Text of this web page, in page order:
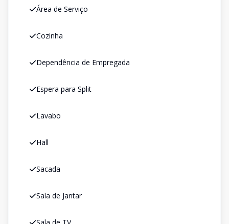
Área de Serviço
Cozinha
Dependência de Empregada
Espera para Split
Lavabo
Hall
Sacada
Sala de Jantar